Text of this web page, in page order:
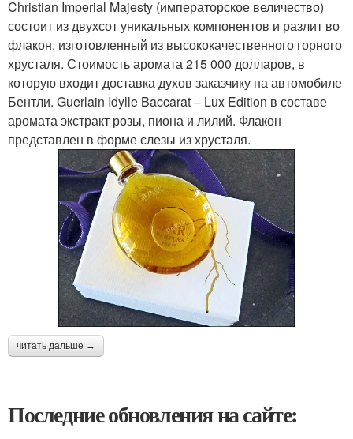
Christian Imperial Majesty (императорское величество)
состоит из двухсот уникальных компонентов и разлит во
флакон, изготовленный из высококачественного горного
хрусталя. Стоимость аромата 215 000 долларов, в
которую входит доставка духов заказчику на автомобиле
Бентли. Guerlain Idylle Baccarat – Lux Edition в составе
аромата экстракт розы, пиона и лилий. Флакон
представлен в форме слезы из хрусталя.
читать дальше →
Последние обновления на сайте: